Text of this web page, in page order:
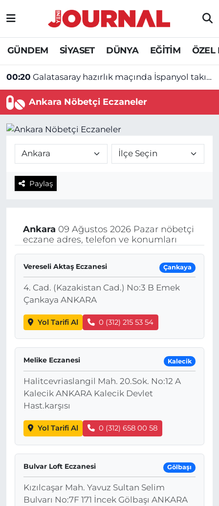
GÜNDEM SİYASET DÜNYA EĞİTİM ÖZEL
00:20 Galatasaray hazırlık maçında İspanyol takımına yenildi
00:15 İYİ Parti Balıkesir Milletvekili Çömez hakkında soruşturma başlatıldı
Ankara Nöbetçi Eczaneler
Paylaş
Ankara 09 Ağustos 2026 Pazar nöbetçi
eczane adres, telefon ve konumları
Vereseli Aktaş Eczanesi Çankaya
4. Cad. (Kazakistan Cad.) No:3 B Emek
Çankaya ANKARA
Yol Tarifi Al 0 (312) 215 53 54
Melike Eczanesi Kalecik
Halitcevriaslangil Mah. 20.Sok. No:12 A
Kalecik ANKARA Kalecik Devlet
Hast.karşısı
Yol Tarifi Al 0 (312) 658 00 58
Bulvar Loft Eczanesi Gölbaşı
Kızılcaşar Mah. Yavuz Sultan Selim
Bulvarı No:7F 171 İncek Gölbaşı ANKARA
GÜNDEM
SİYASET
SAĞLIK
DÜNYA
ÖZEL HABER
Nöbetçi Eczaneler
Hava Durumu
Trafik Durumu
Süper Lig Puan Durumu ve Fikstür
Tüm Manşetler
Son Dakika Haberleri
Haber Arşivi